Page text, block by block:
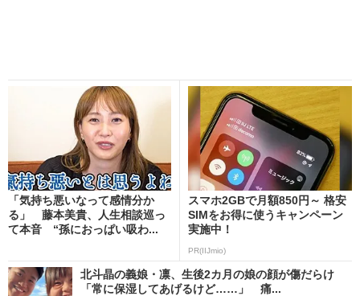
「気持ち悪いなって感情分か
る」 藤本美貴、人生相談巡っ
て本音 “孫におっぱい吸わ...
スマホ2GBで月額850円～ 格安
SIMをお得に使うキャンペーン
実施中！
PR(IIJmio)
北斗晶の義娘・凛、生後2カ月の娘の顔が傷だらけ
「常に保湿してあげるけど……」 痛...